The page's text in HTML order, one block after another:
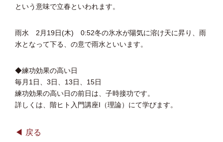
という意味で立春といわれます。
雨水 2月19日(木) 0:52冬の氷水が陽気に溶け天に昇り、雨
水となって下る、の意で雨水といいます。
◆練功効果の高い日
毎月1日、3日、13日、15日
練功効果の高い日の前日は、子時接功です。
詳しくは、階ヒト入門講座I（理論）にて学びます。
戻る